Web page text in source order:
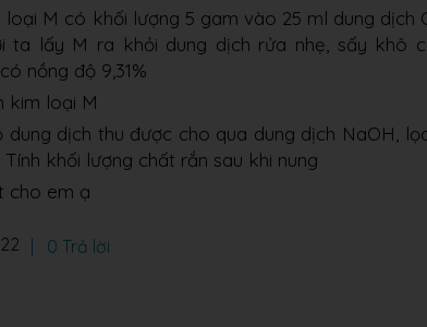
loại M có khối lượng 5 gam vào 25 ml dung dịch
ta lấy M ra khỏi dung dịch rửa nhẹ, sấy khô
nồng độ 9,31%
kim loại M
dung dịch thu được cho qua dung dịch NaOH,
Tính khối lượng chất rắn sau khi nung
cho em ạ
0 Trả lời